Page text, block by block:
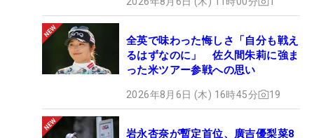
全英で味わった悔しさ「自分も戦え
るはずなのに」 佐久間朱莉に強ま
った米ツアー参戦への思い
2026年8月6日 (木) 16時45分 19
岩永杏奈が暫定首位、廣吉優梨菜8